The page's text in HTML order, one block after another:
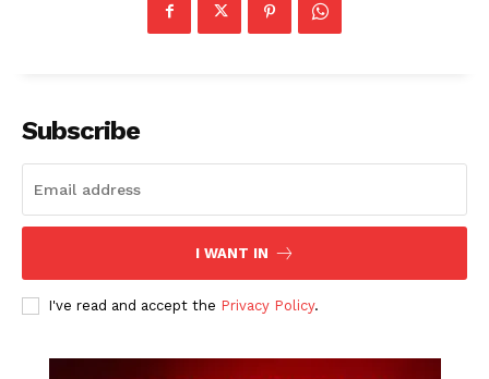
Subscribe
I WANT IN
I've read and accept the Privacy Policy.